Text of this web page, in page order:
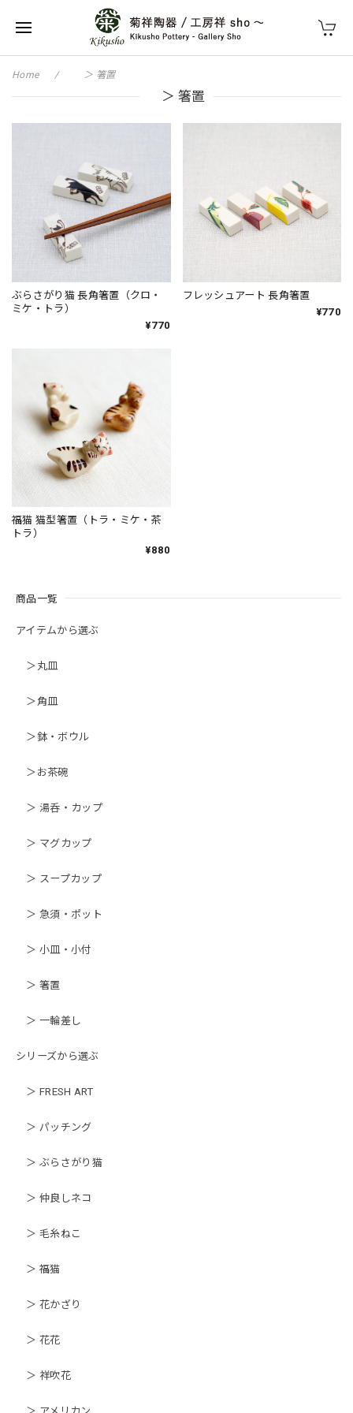
商品一覧
アイテムから選ぶ
＞丸皿
＞角皿
＞鉢・ボウル
＞お茶碗
＞ 湯呑・カップ
＞ マグカップ
＞ スープカップ
＞ 急須・ポット
＞ 小皿・小付
＞ 箸置
＞ 一輪差し
シリーズから選ぶ
＞ FRESH ART
＞ パッチング
＞ ぶらさがり猫
＞ 仲良しネコ
＞ 毛糸ねこ
＞ 福猫
＞ 花かざり
＞ 花花
＞ 祥吹花
＞ アメリカン
Home ＞ 箸置
＞ 箸置
ぶらさがり猫 長角箸置（クロ・
ミケ・トラ）
¥770
フレッシュアート 長角箸置
¥770
福猫 猫型箸置（トラ・ミケ・茶
トラ）
¥880